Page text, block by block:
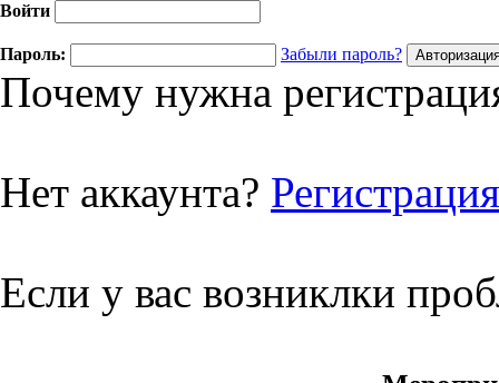
Войти
Пароль: Забыли пароль?
Почему нужна
Нет аккаунта? Регистрация
Если у вас возниклки